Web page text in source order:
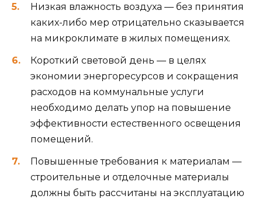
Низкая влажность воздуха — без принятия
каких-либо мер отрицательно сказывается
на микроклимате в жилых помещениях.
Короткий световой день — в целях
экономии энергоресурсов и сокращения
расходов на коммунальные услуги
необходимо делать упор на повышение
эффективности естественного освещения
помещений.
Повышенные требования к материалам —
строительные и отделочные материалы
должны быть рассчитаны на эксплуатацию